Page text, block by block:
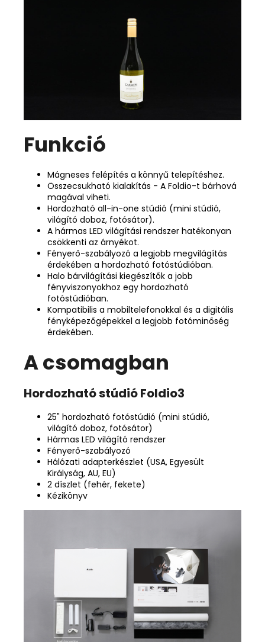
Funkció
Mágneses felépítés a könnyű telepítéshez.
Összecsukható kialakítás - A Foldio-t bárhová
magával viheti.
Hordozható all-in-one stúdió (mini stúdió,
világító doboz, fotósátor).
A hármas LED világítási rendszer hatékonyan
csökkenti az árnyékot.
Fényerő-szabályozó a legjobb megvilágítás
érdekében a hordozható fotóstúdióban.
Halo bárvilágítási kiegészítők a jobb
fényviszonyokhoz egy hordozható
fotóstúdióban.
Kompatibilis a mobiltelefonokkal és a digitális
fényképezőgépekkel a legjobb fotóminőség
érdekében.
A csomagban
Hordozható stúdió Foldio3
25" hordozható fotóstúdió (mini stúdió,
világító doboz, fotósátor)
Hármas LED világító rendszer
Fényerő-szabályozó
Hálózati adapterkészlet (USA, Egyesült
Királyság, AU, EU)
2 díszlet (fehér, fekete)
Kézikönyv